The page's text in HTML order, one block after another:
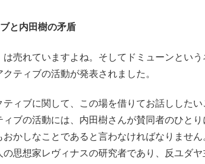
と内田樹の矛盾
売れていますよね。そしてドミューンという
ティブの活動が発表されました。
ィブに関して、この場を借りてお話ししたい
ブの活動には、内田樹さんが賛同者のひとり
おかしなことであると言わなければなりません
思想家レヴィナスの研究者であり、反ユダヤ